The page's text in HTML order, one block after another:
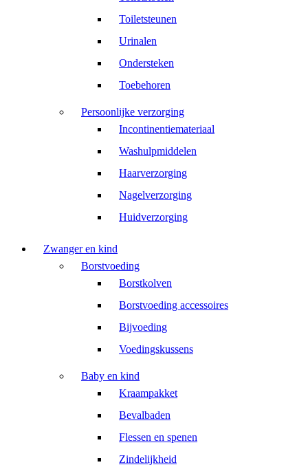
Toiletsteunen
Urinalen
Ondersteken
Toebehoren
Persoonlijke verzorging
Incontinentiemateriaal
Washulpmiddelen
Haarverzorging
Nagelverzorging
Huidverzorging
Zwanger en kind
Borstvoeding
Borstkolven
Borstvoeding accessoires
Bijvoeding
Voedingskussens
Baby en kind
Kraampakket
Bevalbaden
Flessen en spenen
Zindelijkheid